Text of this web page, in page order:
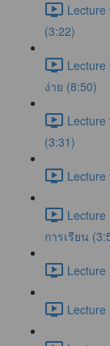
(3:22)
Lecture
ง่าย (8:50)
(3:31)
การเรียน